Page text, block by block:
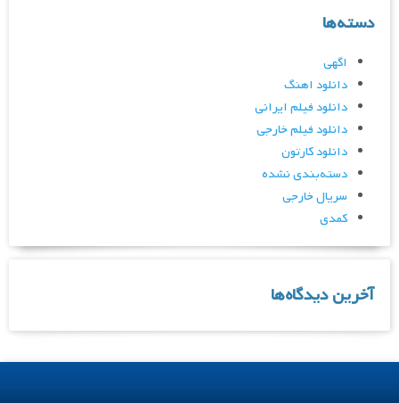
دسته‌ها
اگهی
دانلود اهنگ
دانلود فیلم ایرانی
دانلود فیلم خارجی
دانلود کارتون
دسته‌بندی نشده
سریال خارجی
کمدی
آخرین دیدگاه‌ها